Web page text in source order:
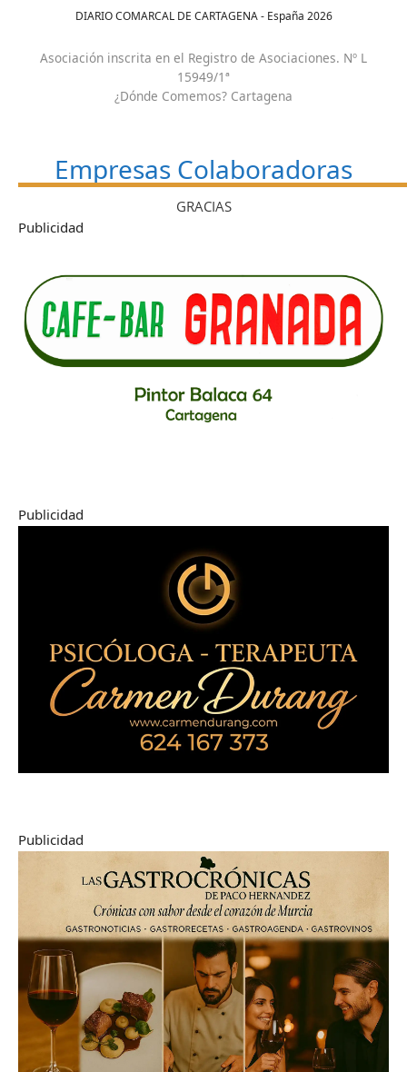
DIARIO COMARCAL DE CARTAGENA - España 2026
Asociación inscrita en el Registro de Asociaciones. Nº L
15949/1ª
¿Dónde Comemos? Cartagena
Empresas Colaboradoras
GRACIAS
Publicidad
Publicidad
Publicidad